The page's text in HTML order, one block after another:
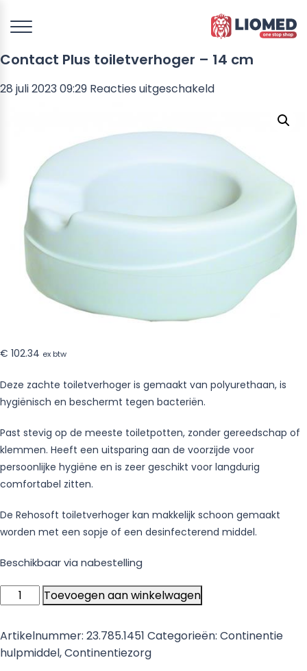
Contact Plus toiletverhoger – 14 cm
28 juli 2023 09:29 Reacties uitgeschakeldvoor
toiletverhoger
14
€ 102.34 ex btw
Deze zachte toiletverhoger is gemaakt van polyurethaan, is
hygiënisch en beschermt tegen bacteriën.
Past stevig op de meeste toiletpotten, zonder gereedschap of
klemmen. Heeft een uitsparing aan de voorzijde voor
persoonlijke hygiëne en is zeer geschikt voor langdurig
comfortabel zitten.
De Rehosoft toiletverhoger kan makkelijk schoon gemaakt
worden met een sopje of een desinfecterend middel.
Beschikbaar via nabestelling
Contact
Plus
toiletverhoger
-
14
Toevoegen aan winkelwagen
Artikelnummer: 23.785.1451 Categorieën: Continentie
hulpmiddel,Continentiezorg